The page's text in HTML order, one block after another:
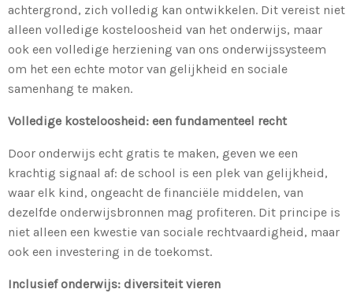
achtergrond, zich volledig kan ontwikkelen. Dit vereist niet
alleen volledige kosteloosheid van het onderwijs, maar
ook een volledige herziening van ons onderwijssysteem
om het een echte motor van gelijkheid en sociale
samenhang te maken.
Volledige kosteloosheid: een fundamenteel recht
Door onderwijs echt gratis te maken, geven we een
krachtig signaal af: de school is een plek van gelijkheid,
waar elk kind, ongeacht de financiële middelen, van
dezelfde onderwijsbronnen mag profiteren. Dit principe is
niet alleen een kwestie van sociale rechtvaardigheid, maar
ook een investering in de toekomst.
Inclusief onderwijs: diversiteit vieren